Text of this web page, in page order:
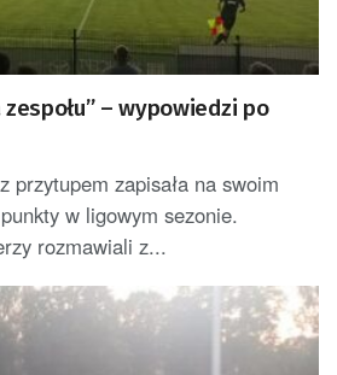
– wypowiedzi po
przytupem zapisała na swoim
w ligowym sezonie.
rozmawiali z...